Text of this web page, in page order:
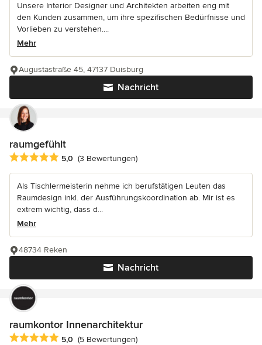
Unsere Interior Designer und Architekten arbeiten eng mit
den Kunden zusammen, um ihre spezifischen Bedürfnisse und
Vorlieben zu verstehen....
Mehr
Nachricht
Augustastraße 45, 47137 Duisburg
raumgefühlt
Durchschnittliche Bewertung: 5 von 5 Sternen
5,0 (3 Bewertungen)
Als Tischlermeisterin nehme ich berufstätigen Leuten das
Raumdesign inkl. der Ausführungskoordination ab. Mir ist es
extrem wichtig, dass d...
Mehr
Nachricht
48734 Reken
raumkontor Innenarchitektur
Durchschnittliche Bewertung: 5 von 5 Sternen
5,0 (5 Bewertungen)